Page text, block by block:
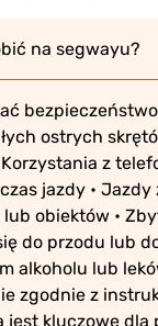
na segwayu?
ostrych
Korzystania z
jazdy •
lub obiektów •
do przodu lub
alkoholu lub
zgodnie z
jest kluczowe dla